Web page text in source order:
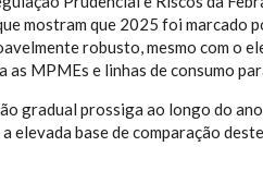
mostram que 2025 foi marcado
robusto, mesmo com o
MPMEs e linhas de consumo
gradual prossiga ao longo do
elevada base de comparação